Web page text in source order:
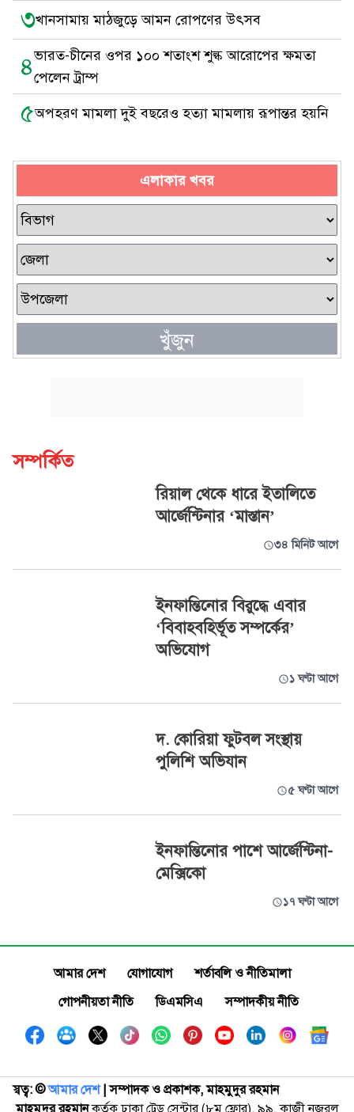
৩খানসামায় মাঠজুড়ে আমন রোপণের উৎসব
৪ভারত-চীনের ওপর ১০০ শতাংশ শুল্ক আরোপের ক্ষমতা
পেলেন ট্রাম্প
৫অপহরণ মামলা দুই বছরেও হত্যা মামলায় রূপান্তর হয়নি
এলাকার খবর
খুঁজুন
সম্পর্কিত
রিয়াল থেকে ধারে ইতালিতে
আর্জেন্টিনার ‘মাস্তান’
৩৪ মিনিট আগে
ইনফান্তিনোর বিরুদ্ধে এবার
‘বিবাহবহির্ভূত সম্পর্কের’
অভিযোগ
১ ঘণ্টা আগে
দ. কোরিয়া ফুটবল সংস্থায়
পুলিশি অভিযান
৫ ঘণ্টা আগে
ইনফান্তিনোর পাশে আর্জেন্টিনা-
মেক্সিকো
১৭ ঘণ্টা আগে
আমার দেশ যোগাযোগ
শর্তাবলি ও নীতিমালা
গোপনীয়তা নীতি
ডিএমসিএ সম্পাদকীয় নীতি
স্বত্ব: ©️আমার দেশ| সম্পাদক ও প্রকাশক, মাহমুদুর রহমান